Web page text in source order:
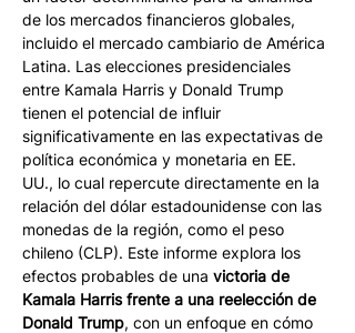
de los mercados financieros globales,
incluido el mercado cambiario de América
Latina. Las elecciones presidenciales
entre Kamala Harris y Donald Trump
tienen el potencial de influir
significativamente en las expectativas de
política económica y monetaria en EE.
UU., lo cual repercute directamente en la
relación del dólar estadounidense con las
monedas de la región, como el peso
chileno (CLP). Este informe explora los
efectos probables de una victoria de
Kamala Harris frente a una reelección de
Donald Trump, con un enfoque en cómo